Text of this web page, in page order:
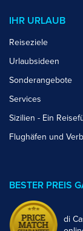
IHR URLAUB
Reiseziele
Urlaubsideen
Sonderangebote
Services
Sizilien - Ein
Flughäfen und
BESTER PREIS
di